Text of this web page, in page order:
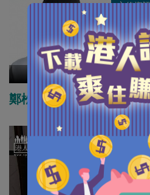
聶廣男
主修資
位」機
業，但
建設多
一切推
鄭松泰在擔心什麼？